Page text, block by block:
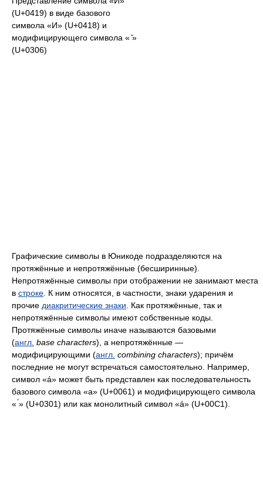
(U+0419) в виде базового
символа «И» (U+0418) и
модифицирующего символа « ̆»
(U+0306)
Графические символы в Юникоде подразделяются на
протяжённые и непротяжённые (бесширинные).
Непротяжённые символы при отображении не занимают места
в строке . К ним относятся, в частности, знаки ударения и
прочие диакритические знаки . Как протяжённые, так и
непротяжённые символы имеют собственные коды.
Протяжённые символы иначе называются базовыми
(англ. base characters), а непротяжённые —
модифицирующими (англ. combining characters); причём
последние не могут встречаться самостоятельно. Например,
символ «á» может быть представлен как последовательность
базового символа «a» (U+0061) и модифицирующего символа
« ́» (U+0301) или как монолитный символ «á» (U+00C1).